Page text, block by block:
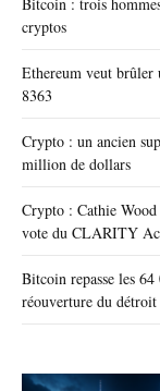
cryptos
Ethereum veut brûler
8363
Crypto : un ancien
million de dollars
Crypto : Cathie
vote du CLARITY
Bitcoin repasse les
réouverture du détroit